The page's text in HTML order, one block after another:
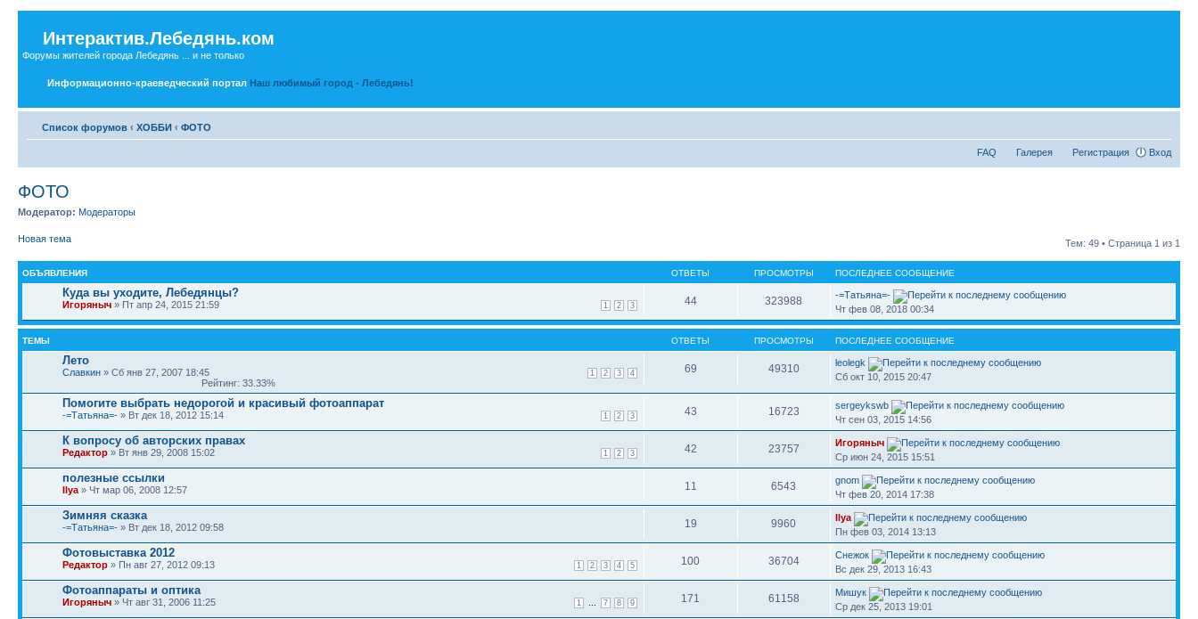
Интерактив.Лебедянь.ком
Форумы жителей города Лебедянь ... и не только
Информационно-краеведческий портал Наш любимый город - Лебедянь!
Список форумов ‹ ХОББИ ‹ ФОТО
FAQ Галерея Регистрация Вход
ФОТО
Модератор: Модераторы
Новая тема Тем: 49 • Страница 1 из 1
ОБЪЯВЛЕНИЯ ОТВЕТЫ ПРОСМОТРЫ ПОСЛЕДНЕЕ СООБЩЕНИЕ
Куда вы уходите, Лебедянцы?
1 2 3
Игоряныч » Пт апр 24, 2015 21:59 44 323988
-=Татьяна=-
Чт фев 08, 2018 00:34
ТЕМЫ ОТВЕТЫ ПРОСМОТРЫ ПОСЛЕДНЕЕ СООБЩЕНИЕ
Лето
1 2 3 4
Славкин » Сб янв 27, 2007 18:45
Рейтинг: 33.33%
69 49310
leolegk
Сб окт 10, 2015 20:47
Помогите выбрать недорогой и красивый фотоаппарат
1 2 3
-=Татьяна=- » Вт дек 18, 2012 15:14 43 16723
sergeykswb
Чт сен 03, 2015 14:56
К вопросу об авторских правах
1 2 3
Редактор » Вт янв 29, 2008 15:02 42 23757
Игоряныч
Ср июн 24, 2015 15:51
полезные ссылки
Ilya » Чт мар 06, 2008 12:57 11 6543
gnom
Чт фев 20, 2014 17:38
Зимняя сказка
-=Татьяна=- » Вт дек 18, 2012 09:58 19 9960
Ilya
Пн фев 03, 2014 13:13
Фотовыставка 2012
1 2 3 4 5
Редактор » Пн авг 27, 2012 09:13 100 36704
Снежок
Вс дек 29, 2013 16:43
Фотоаппараты и оптика
1 7 8 9
Игоряныч » Чт авг 31, 2006 11:25 171 61158
Мишук
Ср дек 25, 2013 19:01